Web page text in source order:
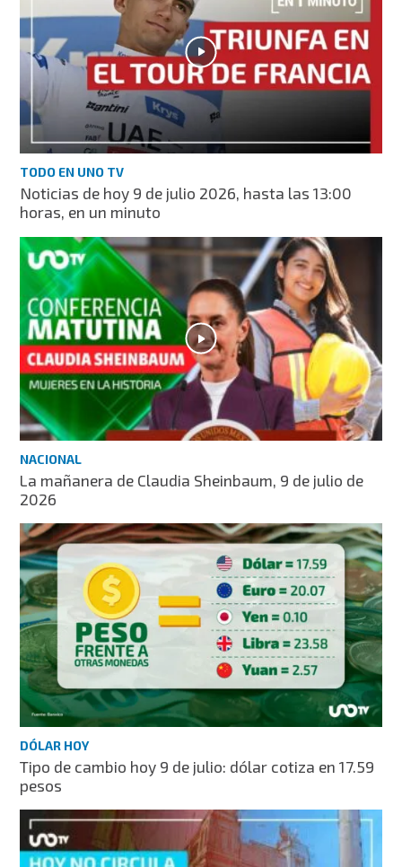
TODO EN UNO TV
Noticias de hoy 9 de julio 2026, hasta las 13:00
horas, en un minuto
NACIONAL
La mañanera de Claudia Sheinbaum, 9 de julio de
2026
DÓLAR HOY
Tipo de cambio hoy 9 de julio: dólar cotiza en 17.59
pesos